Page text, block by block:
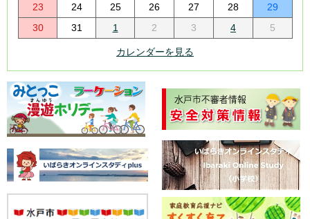
23
24 25 26 27 28
29
30
31 1 2 3 4 5
カレンダーを見る